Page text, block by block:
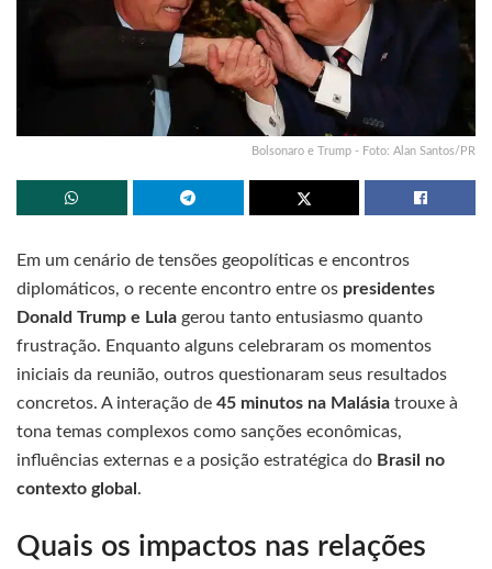
Bolsonaro e Trump - Foto: Alan Santos/PR
Em um cenário de tensões geopolíticas e encontros
diplomáticos, o recente encontro entre os presidentes
Donald Trump e Lula gerou tanto entusiasmo quanto
frustração. Enquanto alguns celebraram os momentos
iniciais da reunião, outros questionaram seus resultados
concretos. A interação de 45 minutos na Malásia trouxe à
tona temas complexos como sanções econômicas,
influências externas e a posição estratégica do Brasil no
contexto global .
Quais os impactos nas relações